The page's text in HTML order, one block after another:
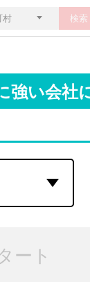
検索
強い会社
ート